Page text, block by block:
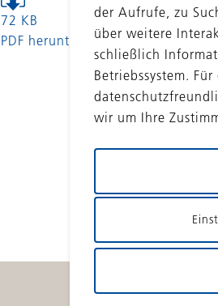
72 KB
PDF herunterladen
der Aufrufe, zu
über weitere
schließlich
Betriebssystem.
wir um Ihre